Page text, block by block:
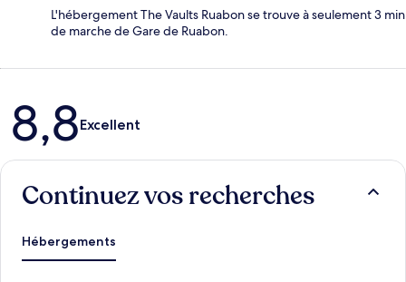
L'hébergement The Vaults Ruabon se trouve à seulement 3 min
de marche de Gare de Ruabon.
Avis
8,8Excellent
Continuez vos recherches
Hébergements